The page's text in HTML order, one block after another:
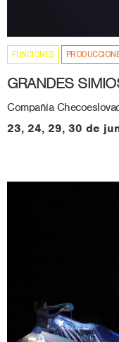
FUNCIONES
GRANDES
Compañía
23, 24, 29, 30 de